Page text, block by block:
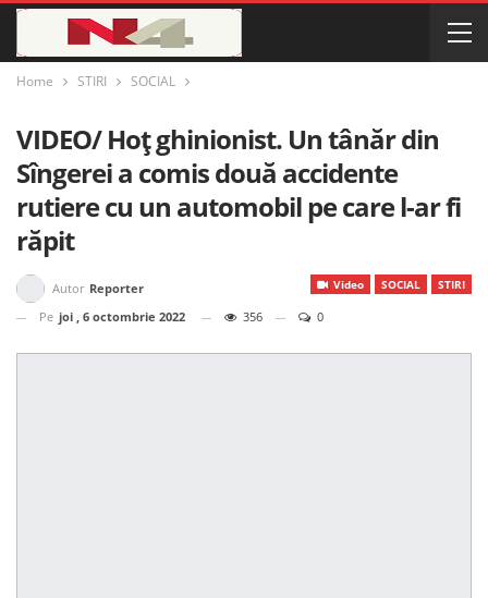
Home STIRI SOCIAL
VIDEO/ Hoț ghinionist. Un tânăr din
Sîngerei a comis două accidente
rutiere cu un automobil pe care l-ar fi
răpit
Video SOCIAL STIRI
Autor Reporter
Pe joi , 6 octombrie 2022 356 0